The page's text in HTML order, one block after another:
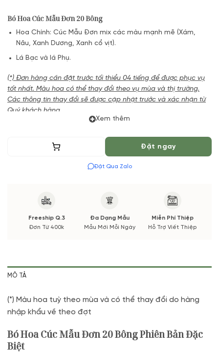
Bó Hoa Cúc Mẫu Đơn 20 Bông
Hoa Chính: Cúc Mẫu Đơn mix các màu mạnh mẽ (Xám,
Nâu, Xanh Dương, Xanh cổ vịt).
Lá Bạc và lá Phụ.
(*) Đơn hàng cần đặt trước tối thiểu 04 tiếng để được phục vụ
tốt nhất. Màu hoa có thể thay đổi theo vụ mùa và thị trường.
Các thông tin thay đổi sẽ được cập nhật trước và xác nhận từ
Quý khách hàng.
Xem thêm
Thêm vào giỏ Đặt ngay
Đặt Qua Zalo
Freeship Q.3
Đơn Từ 400k
Đa Dạng Mẫu
Mẫu Mới Mỗi Ngày
Miễn Phí Thiệp
Hỗ Trợ Viết Thiệp
MÔ TẢ
(*) Màu hoa tuỳ theo mùa và có thể thay đổi do hàng
nhập khẩu về theo đợt
Bó Hoa Cúc Mẫu Đơn 20 Bông Phiên Bản Đặc
Biệt